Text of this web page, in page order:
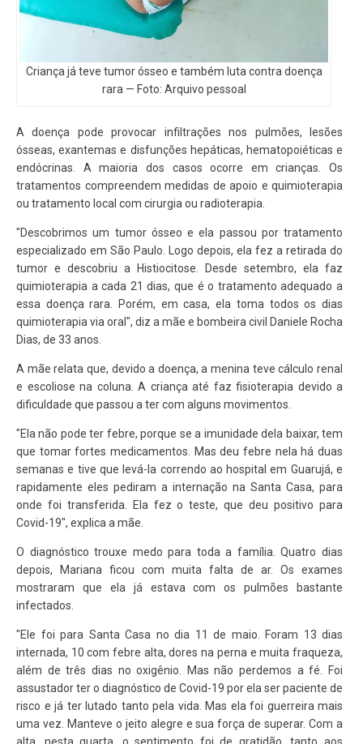
Criança já teve tumor ósseo e também luta contra doença
rara — Foto: Arquivo pessoal
A doença pode provocar infiltrações nos pulmões, lesões
ósseas, exantemas e disfunções hepáticas, hematopoiéticas e
endócrinas. A maioria dos casos ocorre em crianças. Os
tratamentos compreendem medidas de apoio e quimioterapia
ou tratamento local com cirurgia ou radioterapia.
"Descobrimos um tumor ósseo e ela passou por tratamento
especializado em São Paulo. Logo depois, ela fez a retirada do
tumor e descobriu a Histiocitose. Desde setembro, ela faz
quimioterapia a cada 21 dias, que é o tratamento adequado a
essa doença rara. Porém, em casa, ela toma todos os dias
quimioterapia via oral", diz a mãe e bombeira civil Daniele Rocha
Dias, de 33 anos.
A mãe relata que, devido a doença, a menina teve cálculo renal
e escoliose na coluna. A criança até faz fisioterapia devido a
dificuldade que passou a ter com alguns movimentos.
"Ela não pode ter febre, porque se a imunidade dela baixar, tem
que tomar fortes medicamentos. Mas deu febre nela há duas
semanas e tive que levá-la correndo ao hospital em Guarujá, e
rapidamente eles pediram a internação na Santa Casa, para
onde foi transferida. Ela fez o teste, que deu positivo para
Covid-19", explica a mãe.
O diagnóstico trouxe medo para toda a família. Quatro dias
depois, Mariana ficou com muita falta de ar. Os exames
mostraram que ela já estava com os pulmões bastante
infectados.
"Ele foi para Santa Casa no dia 11 de maio. Foram 13 dias
internada, 10 com febre alta, dores na perna e muita fraqueza,
além de três dias no oxigênio. Mas não perdemos a fé. Foi
assustador ter o diagnóstico de Covid-19 por ela ser paciente de
risco e já ter lutado tanto pela vida. Mas ela foi guerreira mais
uma vez. Manteve o jeito alegre e sua força de superar. Com a
alta, nesta quarta, o sentimento foi de gratidão, tanto aos